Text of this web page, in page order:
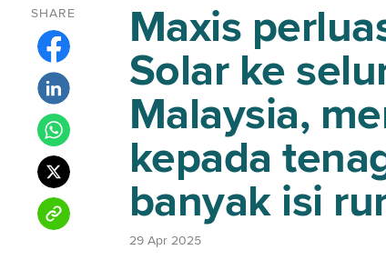
SHARE
Maxis
Solar ke
Malaysia,
kepada
banyak isi
29 Apr 2025